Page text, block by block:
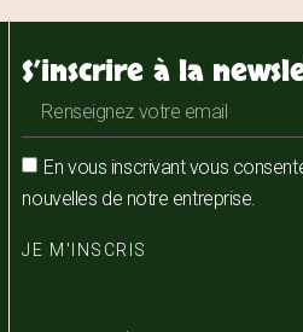
S’inscrire à la
En vous inscrivant vous
nouvelles de notre entreprise.
JE M'INSCRIS